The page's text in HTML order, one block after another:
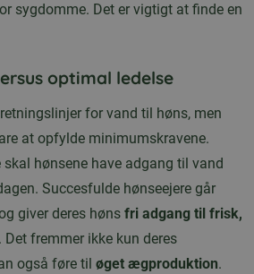
sygdomme. Det er vigtigt at finde en
optimal ledelse
for vand til høns, men
at opfylde minimumskravene.
hønsene have adgang til vand
Succesfulde hønseejere går
giver deres høns fri adgang til frisk,
Det fremmer ikke kun deres
også føre til øget ægproduktion.